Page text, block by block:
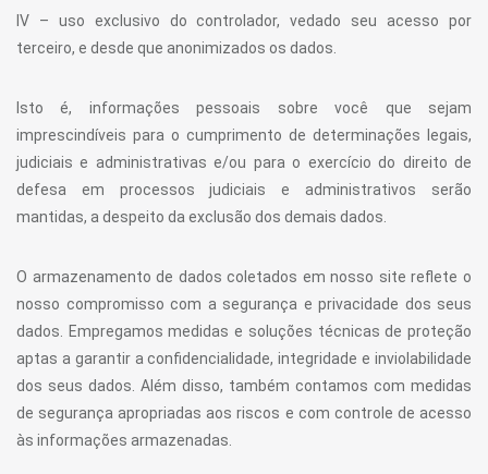
IV – uso exclusivo do controlador, vedado seu acesso por
terceiro, e desde que anonimizados os dados.
Isto é, informações pessoais sobre você que sejam
imprescindíveis para o cumprimento de determinações legais,
judiciais e administrativas e/ou para o exercício do direito de
defesa em processos judiciais e administrativos serão
mantidas, a despeito da exclusão dos demais dados.
O armazenamento de dados coletados em nosso site reflete o
nosso compromisso com a segurança e privacidade dos seus
dados. Empregamos medidas e soluções técnicas de proteção
aptas a garantir a confidencialidade, integridade e inviolabilidade
dos seus dados. Além disso, também contamos com medidas
de segurança apropriadas aos riscos e com controle de acesso
às informações armazenadas.